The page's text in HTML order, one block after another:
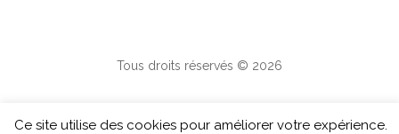
Tous droits réservés © 2026
Ce site utilise des cookies pour améliorer votre expérience.